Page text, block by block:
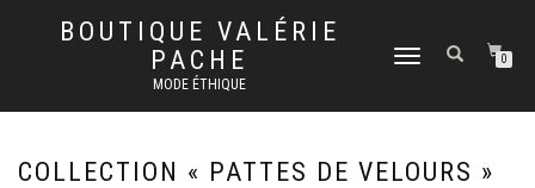
BOUTIQUE VALÉRIE
PACHE
MODE ÉTHIQUE
DÉPLIER
0
COLLECTION « PATTES DE VELOURS »